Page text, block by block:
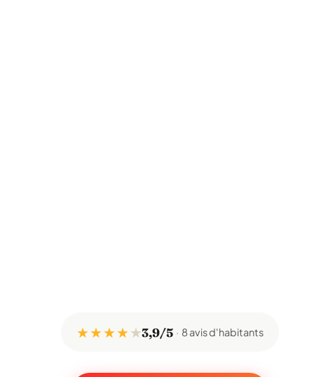
★ ★ ★ ★★3,9/5 8 avis d'habitants